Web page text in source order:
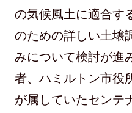
の気候風土に適合す
のための詳しい土壌
みについて検討が進
者、ハミルトン市役
が属していたセンテ